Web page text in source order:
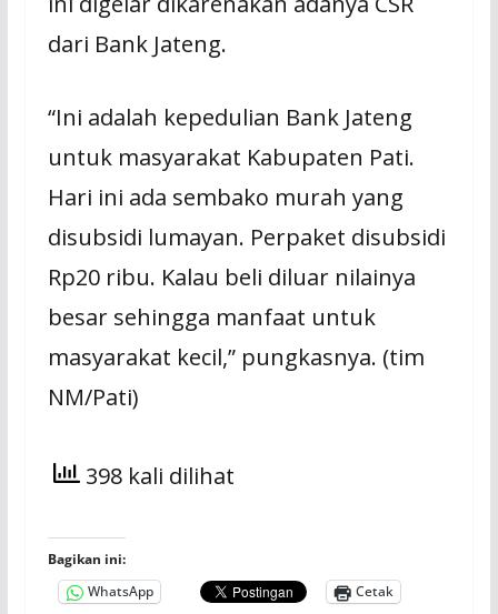
dari Bank Jateng.
“Ini adalah kepedulian Bank Jateng
untuk masyarakat Kabupaten Pati.
Hari ini ada sembako murah yang
disubsidi lumayan. Perpaket disubsidi
Rp20 ribu. Kalau beli diluar nilainya
besar sehingga manfaat untuk
masyarakat kecil,” pungkasnya. (tim
NM/Pati)
398 kali dilihat
Bagikan ini:
WhatsApp
Cetak